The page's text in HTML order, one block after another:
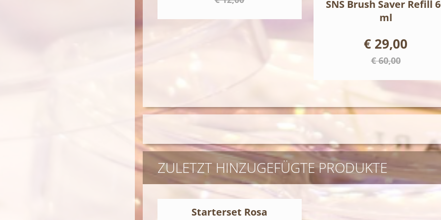
SNS Brush Saver Refill
ml
€ 29,00
€ 60,00
ZULETZT HINZUGEFÜGTE PRODUKTE
Starterset Rosa